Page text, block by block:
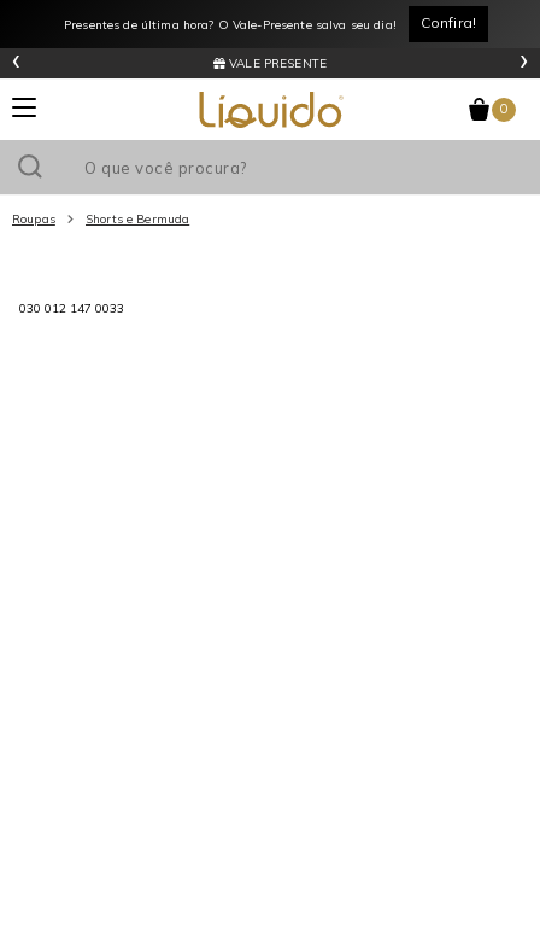
Presentes de última hora? O Vale-Presente salva seu dia! Confira!
VALE PRESENTE
‹ ›
0
Roupas Shorts e Bermuda
030 012 147 0033